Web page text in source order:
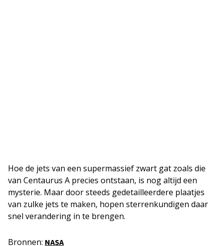
Hoe de jets van een supermassief zwart gat zoals die
van Centaurus A precies ontstaan, is nog altijd een
mysterie. Maar door steeds gedetailleerdere plaatjes
van zulke jets te maken, hopen sterrenkundigen daar
snel verandering in te brengen.
Bronnen: NASA